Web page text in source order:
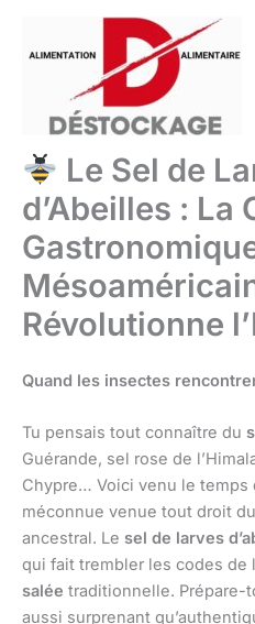
contenu
Le Sel de
d’Abeilles : La
Révolutionne
Quand les insectes
Tu pensais tout connaître du
Guérande, sel rose de
Chypre… Voici venu le temps
méconnue venue tout droit
ancestral. Le sel de larves
qui fait trembler les codes de
salée traditionnelle. Prépare-
aussi surprenant